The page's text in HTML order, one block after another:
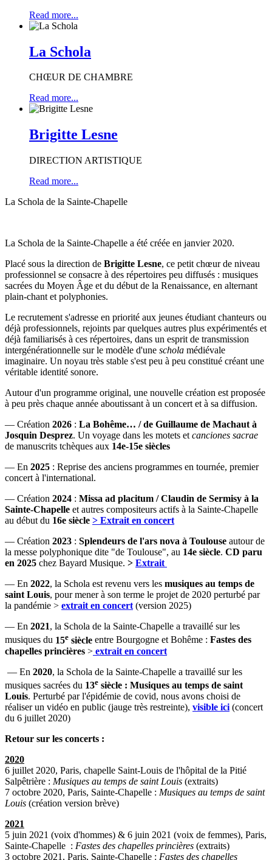
Read more...
La Schola
CHŒUR DE CHAMBRE
Read more...
Brigitte Lesne
DIRECTION ARTISTIQUE
Read more...
La Schola de la Sainte-Chapelle
La Schola de la Sainte-Chapelle a été créée en janvier 2020.
Placé sous la direction de Brigitte Lesne, ce petit chœur de niveau
professionnel se consacre à des répertoires peu diffusés : musiques
sacrées du Moyen Âge et du début de la Renaissance, en alternant
plain-chant et polyphonies.
Le recrutement s'adresse en priorité aux jeunes étudiant chanteurs ou
déjà professionnels, rejoints par quelques autres plus expérimentés et
déjà familiarisés à ces répertoires, dans un esprit de transmission
intergénérationnelle sur le modèle d'une schola médiévale
imaginaire. Un noyau très stable s'est peu à peu constitué créant une
véritable identité sonore.
Autour d'un programme original, une nouvelle création est proposée
à peu près chaque année aboutissant à un concert et à sa diffusion.
— Création 2026 : La Bohême… / de Guillaume de Machaut à
Josquin Desprez. Un voyage dans les motets et canciones sacrae
de manuscrits tchèques aux 14e-15e siècles
— En 2025 : Reprise des anciens programmes en tournée, premier
concert à l'international.
— Création 2024 : Missa ad placitum / Claudin de Sermisy à la
Sainte-Chapelle et autres compositeurs actifs à la Sainte-Chapelle
au début du 16e siècle > Extrait en concert
— Création 2023 : Splendeurs de l'ars nova à Toulouse autour de
la messe polyphonique dite "de Toulouse", au 14e siècle. CD paru
en 2025 chez Bayard Musique. > Extrait
— En 2022, la Schola est revenu vers les musiques au temps de
saint Louis, pour mener à son terme le projet de 2020 perturbé par
la pandémie > extrait en concert (version 2025)
— En 2021, la Schola de la Sainte-Chapelle a travaillé sur les
musiques du 15e siècle entre Bourgogne et Bohême : Fastes des
chapelles princières > extrait en concert
— En 2020, la Schola de la Sainte-Chapelle a travaillé sur les
musiques sacrées du 13e siècle : Musiques au temps de saint
Louis. Perturbé par l'épidémie de covid, nous avons choisi de
réaliser un vidéo en public (jauge très restreinte), visible ici (concert
du 6 juillet 2020)
Retour sur les concerts :
2020
6 juillet 2020, Paris, chapelle Saint-Louis de l'hôpital de la Pitié
Salpêtrière : Musiques au temps de saint Louis (extraits)
7 octobre 2020, Paris, Sainte-Chapelle : Musiques au temps de saint
Louis (création version brève)
2021
5 juin 2021 (voix d'hommes) & 6 juin 2021 (voix de femmes), Paris,
Sainte-Chapelle : Fastes des chapelles princières (extraits)
3 octobre 2021, Paris, Sainte-Chapelle : Fastes des chapelles